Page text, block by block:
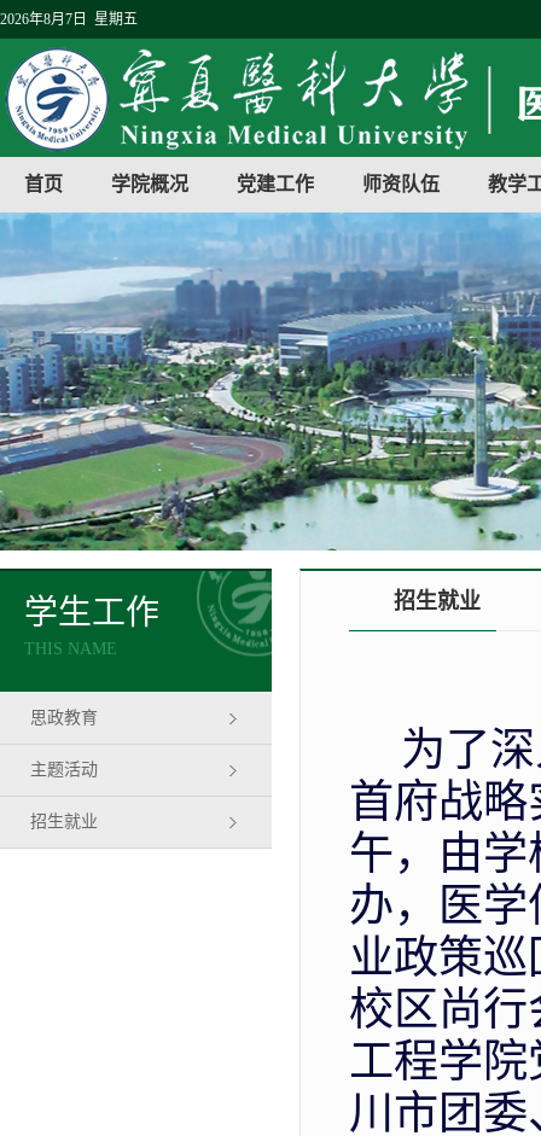
2026年8月7日 星期五
首页 学院概况 党建工作 师资队伍 教学
学生工作
THIS NAME
思政教育
主题活动
招生就业
招生就业
为了
首府战
午，由
办，医学
业政策
校区尚
工程学
川市团